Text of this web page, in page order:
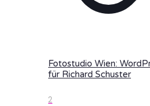
Fotostudio Wien:
für Richard Schuster
2